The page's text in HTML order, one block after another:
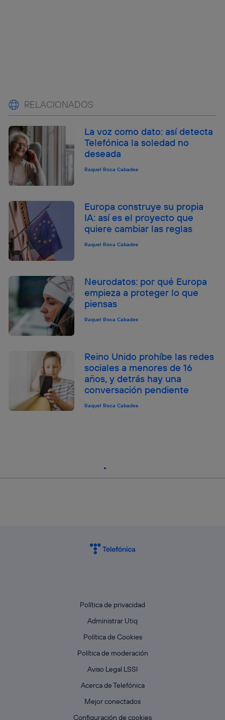
RELACIONADOS
La voz como dato: así detecta
Telefónica la soledad no
deseada
Raquel Roca Cabades
Europa construye su propia
IA: así es el proyecto que
quiere cambiar las reglas
Raquel Roca Cabades
Neurodatos: por qué Europa
empieza a proteger lo que
piensas
Raquel Roca Cabades
Reino Unido prohíbe las redes
sociales a menores de 16
años, y detrás hay una
conversación pendiente
Raquel Roca Cabades
Política de privacidad
Administrar Utiq
Política de Cookies
Política de moderación
Aviso Legal LSSI
Acerca de Telefónica
Mejor conectados
Configuración de cookies